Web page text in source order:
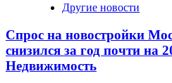
Другие новости
Спрос на новостройки
снизился за год почти на
Недвижимость